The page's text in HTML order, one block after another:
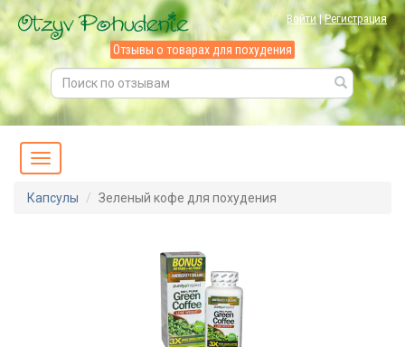
Войти|Регистрация
Отзывы о товарах для похудения
Капсулы Зеленый кофе для похудения